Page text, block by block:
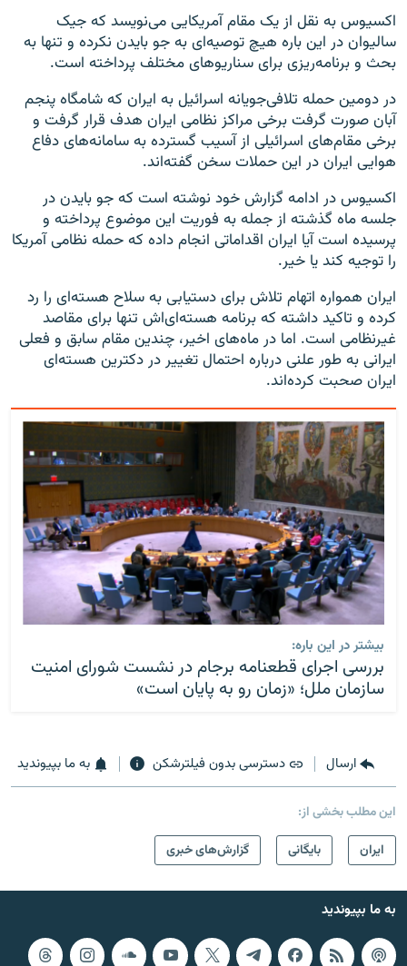
اکسیوس به نقل از یک مقام آمریکایی می‌نویسد که جیک
سالیوان در این باره هیچ توصیه‌ای به جو بایدن نکرده و تنها به
بحث و برنامه‌ریزی برای سناریوهای مختلف پرداخته است.
در دومین حمله تلافی‌جویانه اسرائیل به ایران که شامگاه پنجم
آبان صورت گرفت برخی مراکز نظامی ایران هدف قرار گرفت و
برخی مقام‌های اسرائیلی از آسیب گسترده به سامانه‌های دفاع
هوایی ایران در این حملات سخن گفته‌اند.
اکسیوس در ادامه گزارش خود نوشته است که جو بایدن در
جلسه ماه گذشته از جمله به فوریت این موضوع پرداخته و
پرسیده است آیا ایران اقداماتی انجام داده که حمله نظامی آمریکا
را توجیه کند یا خیر.
ایران همواره اتهام تلاش برای دستیابی به سلاح هسته‌ای را رد
کرده و تاکید داشته که برنامه هسته‌ای‌اش تنها برای مقاصد
غیرنظامی است. اما در ماه‌های اخیر، چندین مقام سابق و فعلی
ایرانی به طور علنی درباره احتمال تغییر در دکترین هسته‌ای
ایران صحبت کرده‌اند.
بیشتر در این باره:
بررسی اجرای قطعنامه برجام در نشست شورای امنیت
سازمان ملل؛ «زمان رو به پایان است»
ارسال دسترسی بدون فیلترشکن به ما بپیوندید
این مطلب بخشی از:
ايران
بایگانی گزارش‌های خبری
به ما بپیوندید